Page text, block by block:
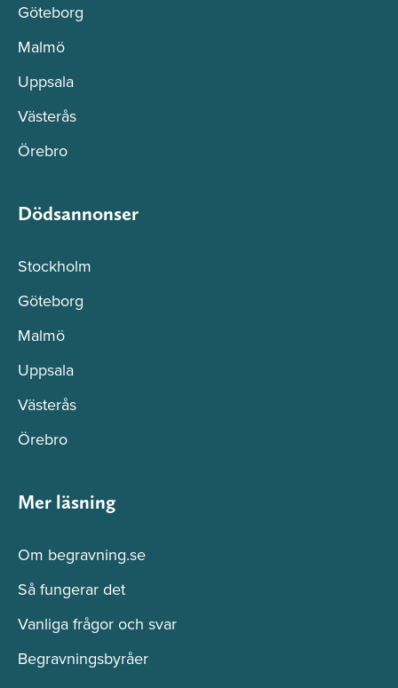
Göteborg
Malmö
Uppsala
Västerås
Örebro
Dödsannonser
Stockholm
Göteborg
Malmö
Uppsala
Västerås
Örebro
Mer läsning
Om begravning.se
Så fungerar det
Vanliga frågor och svar
Begravningsbyråer